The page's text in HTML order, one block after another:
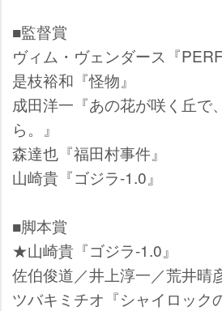
■監督賞
ヴィム・ヴェンダース『
是枝裕和『怪物』
成田洋一『あの花が咲く丘で
ら。』
森達也『福田村事件』
山崎貴『ゴジラ-1.0』
■脚本賞
★山崎貴『ゴジラ-1.0』
佐伯俊道／井上淳一／荒井晴
ツバキミチオ『シャイロック